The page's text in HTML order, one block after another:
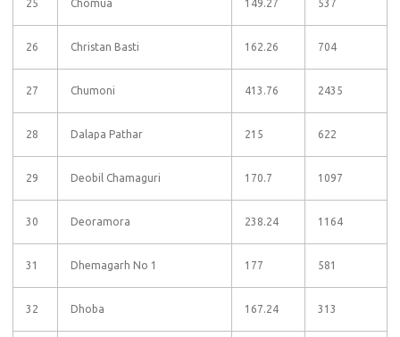
25 Chomua 149.27 537
26 Christan Basti 162.26 704
27 Chumoni 413.76 2435
28 Dalapa Pathar 215 622
29 Deobil Chamaguri 170.7 1097
30 Deoramora 238.24 1164
31 Dhemagarh No 1 177 581
32 Dhoba 167.24 313